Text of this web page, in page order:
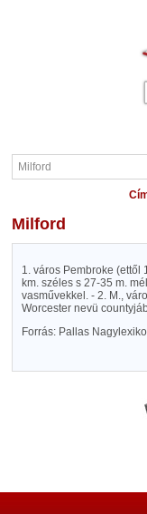
Milford
1. város Pembroke (ettől
km. széles s 27-35 m.
vasművekkel. - 2. M.,
Worcester nevü
Forrás: Pallas